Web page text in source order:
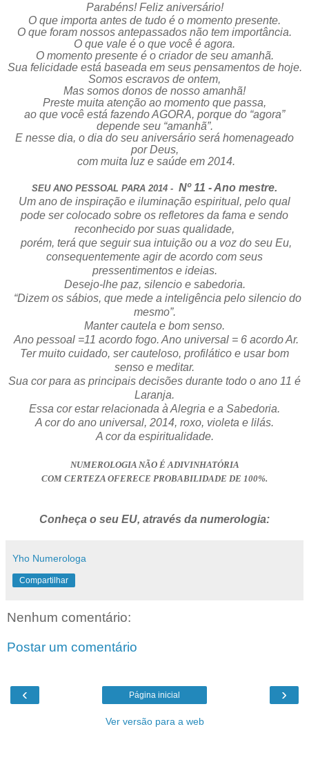
Parabéns! Feliz aniversário!
O que importa antes de tudo é o momento presente.
O que foram nossos antepassados não tem importância.
O que vale é o que você é agora.
O momento presente é o criador de seu amanhã.
Sua felicidade está baseada em seus pensamentos de hoje.
Somos escravos de ontem,
Mas somos donos de nosso amanhã!
Preste muita atenção ao momento que passa,
ao que você está fazendo AGORA, porque do “agora”
depende seu “amanhã”.
E nesse dia, o dia do seu aniversário será homenageado
por Deus,
com muita luz e saúde em 2014.
SEU ANO PESSOAL PARA 2014 - Nº 11 - Ano mestre.
Um ano de inspiração e iluminação espiritual, pelo qual
pode ser colocado sobre os refletores da fama e sendo
reconhecido por suas qualidade,
porém, terá que seguir sua intuição ou a voz do seu Eu,
consequentemente agir de acordo com seus
pressentimentos e ideias.
Desejo-lhe paz, silencio e sabedoria.
“Dizem os sábios, que mede a inteligência pelo silencio do
mesmo”.
Manter cautela e bom senso.
Ano pessoal =11 acordo fogo. Ano universal = 6 acordo Ar.
Ter muito cuidado, ser cauteloso, profilático e usar bom
senso e meditar.
Sua cor para as principais decisões durante todo o ano 11 é
Laranja.
Essa cor estar relacionada à Alegria e a Sabedoria.
A cor do ano universal, 2014, roxo, violeta e lilás.
A cor da espiritualidade.
NUMEROLOGIA NÃO É ADIVINHATÓRIA
COM CERTEZA OFERECE PROBABILIDADE DE 100%.
Conheça o seu EU, através da numerologia:
Yho Numerologa
Compartilhar
Nenhum comentário:
Postar um comentário
‹ ›
Página inicial
Ver versão para a web